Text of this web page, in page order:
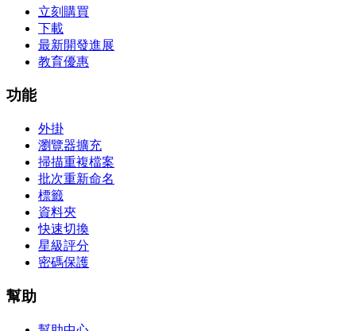
立刻購買
下載
最新開發進展
教育優惠
功能
外掛
瀏覽器擴充
掃描重複檔案
批次重新命名
標籤
資料夾
快速切換
星級評分
密碼保護
幫助